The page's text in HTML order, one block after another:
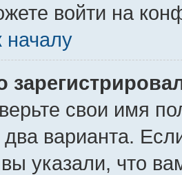
войти на
началу
свои имя
варианта.
указали, что